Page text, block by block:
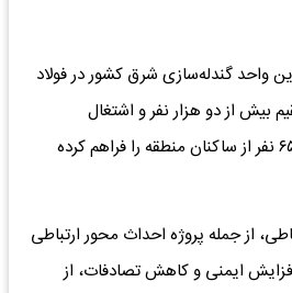
واحد گندله‌سازی شرق کشور در فولاد
بیش از دو هزار نفر و اشتغال
غیرمستقیم برای بیش از ۶۵۰۰ نفر از ساکنان منطقه را فراهم کرده
از جمله پروژه احداث محور ارتباطی
ایمنی و کاهش تصادفات، از